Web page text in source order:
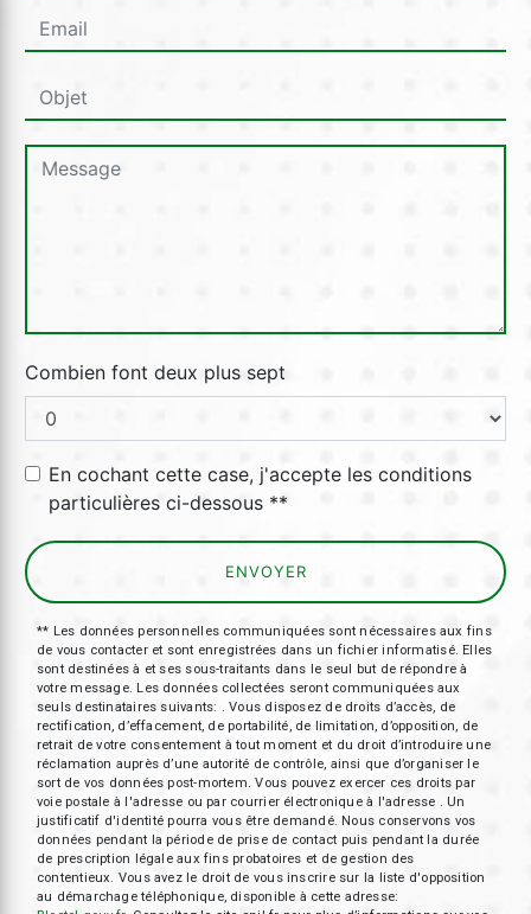
Combien font deux plus sept
En cochant cette case, j'accepte les conditions
particulières ci-dessous **
ENVOYER
** Les données personnelles communiquées sont nécessaires aux fins
de vous contacter et sont enregistrées dans un fichier informatisé. Elles
sont destinées à et ses sous-traitants dans le seul but de répondre à
votre message. Les données collectées seront communiquées aux
seuls destinataires suivants: . Vous disposez de droits d’accès, de
rectification, d’effacement, de portabilité, de limitation, d’opposition, de
retrait de votre consentement à tout moment et du droit d’introduire une
réclamation auprès d’une autorité de contrôle, ainsi que d’organiser le
sort de vos données post-mortem. Vous pouvez exercer ces droits par
voie postale à l'adresse ou par courrier électronique à l'adresse . Un
justificatif d'identité pourra vous être demandé. Nous conservons vos
données pendant la période de prise de contact puis pendant la durée
de prescription légale aux fins probatoires et de gestion des
contentieux. Vous avez le droit de vous inscrire sur la liste d'opposition
au démarchage téléphonique, disponible à cette adresse: